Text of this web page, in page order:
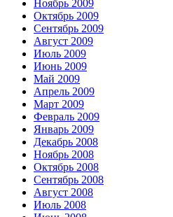
Ноябрь 2009
Октябрь 2009
Сентябрь 2009
Август 2009
Июль 2009
Июнь 2009
Май 2009
Апрель 2009
Март 2009
Февраль 2009
Январь 2009
Декабрь 2008
Ноябрь 2008
Октябрь 2008
Сентябрь 2008
Август 2008
Июль 2008